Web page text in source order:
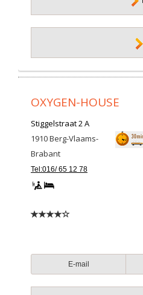
OXYGEN-HOUSE
Stiggelstraat 2 A
1910Berg-Vlaams-
Brabant
Tel:016/ 65 12 78
E-mail